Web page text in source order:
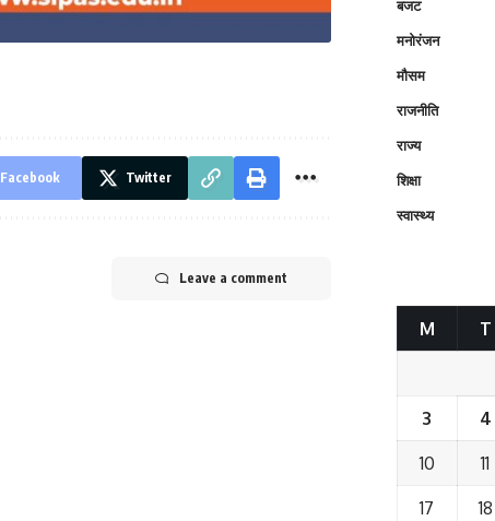
Facebook Twitter
Leave a comment
बजट
मनोरंजन
मौसम
राजनीति
राज्य
शिक्षा
स्वास्थ्य
M T
3 4
10 11
17 18